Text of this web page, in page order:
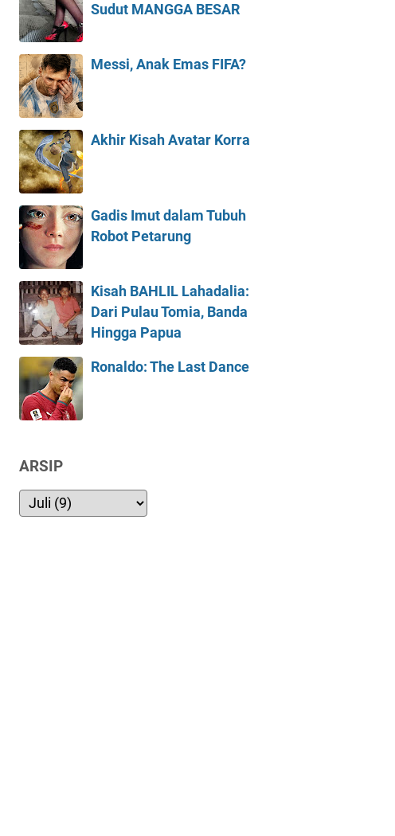
Sudut MANGGA BESAR
Messi, Anak Emas FIFA?
Akhir Kisah Avatar Korra
Gadis Imut dalam Tubuh
Robot Petarung
Kisah BAHLIL Lahadalia:
Dari Pulau Tomia, Banda
Hingga Papua
Ronaldo: The Last Dance
ARSIP